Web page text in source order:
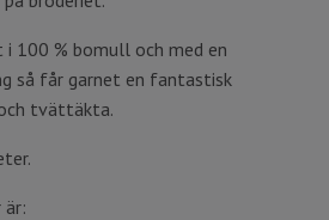
100 % bomull och med en
så får garnet en fantastisk
tvättäkta.
är: